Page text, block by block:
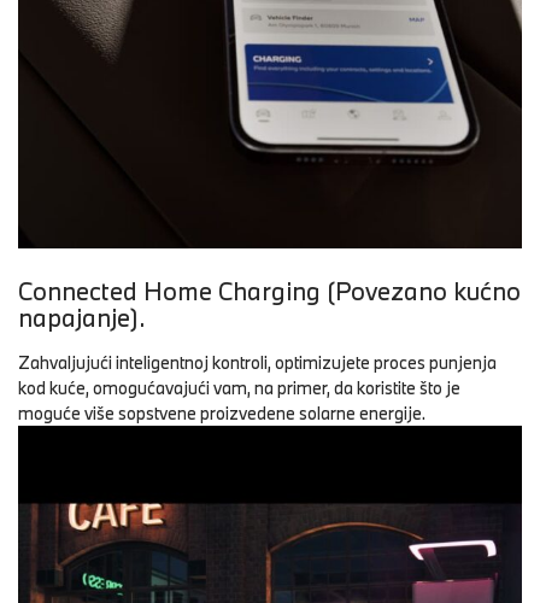
Connected Home Charging (Povezano kućno
napajanje).
Zahvaljujući inteligentnoj kontroli, optimizujete proces punjenja
kod kuće, omogućavajući vam, na primer, da koristite što je
moguće više sopstvene proizvedene solarne energije.